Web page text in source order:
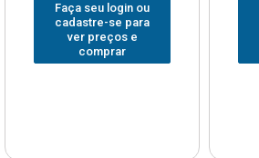
Faça seu login ou
cadastre-se para
ver preços e
comprar